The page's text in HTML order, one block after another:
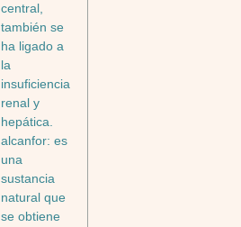
central,
también se
ha ligado a
la
insuficiencia
renal y
hepática.
alcanfor: es
una
sustancia
natural que
se obtiene